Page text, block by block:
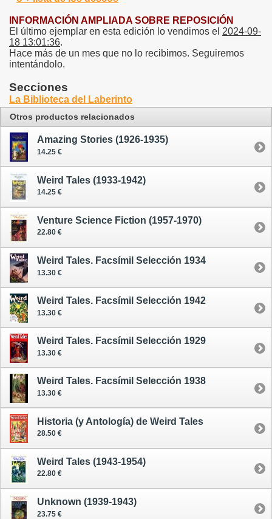
INFORMACIÓN AMPLIADA SOBRE REPOSICIÓN
El último ejemplar en esta edición lo vendimos el 2024-09-
18 13:01:36.
Hace más de un mes que no lo recibimos. Seguiremos
intentándolo.
Secciones
La Biblioteca del Laberinto
Otros productos relacionados
Amazing Stories (1926-1935)
14.25 €
Weird Tales (1933-1942)
14.25 €
Venture Science Fiction (1957-1970)
22.80 €
Weird Tales. Facsímil Selección 1934
13.30 €
Weird Tales. Facsímil Selección 1942
13.30 €
Weird Tales. Facsímil Selección 1929
13.30 €
Weird Tales. Facsímil Selección 1938
13.30 €
Historia (y Antología) de Weird Tales
28.50 €
Weird Tales (1943-1954)
22.80 €
Unknown (1939-1943)
23.75 €